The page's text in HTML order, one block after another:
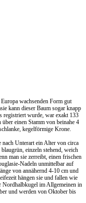
wachsenden Form gut
kann dieser Baum sogar knapp
registriert wurde, war exakt 133
einen Stamm von beinahe 4
kegelförmige Krone.
Unterart ein Alter von circa
einzeln stehend, weich
man sie zerreibt, einen frischen
Nadeln unmittelbar auf
von annähernd 4-10 cm und
hängen sie und fallen wie
Nordhalbkugel im Allgemeinen in
und werden von Oktober bis